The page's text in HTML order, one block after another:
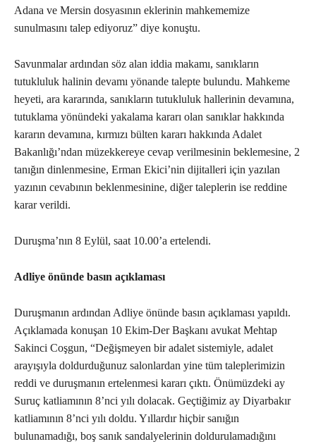
Adana ve Mersin dosyasının eklerinin mahkememize
sunulmasını talep ediyoruz” diye konuştu.
Savunmalar ardından söz alan iddia makamı, sanıkların
tutukluluk halinin devamı yönande talepte bulundu. Mahkeme
heyeti, ara kararında, sanıkların tutukluluk hallerinin devamına,
tutuklama yönündeki yakalama kararı olan sanıklar hakkında
kararın devamına, kırmızı bülten kararı hakkında Adalet
Bakanlığı’ndan müzekkereye cevap verilmesinin beklemesine, 2
tanığın dinlenmesine, Erman Ekici’nin dijitalleri için yazılan
yazının cevabının beklenmesinine, diğer taleplerin ise reddine
karar verildi.
Duruşma’nın 8 Eylül, saat 10.00’a ertelendi.
Adliye önünde basın açıklaması
Duruşmanın ardından Adliye önünde basın açıklaması yapıldı.
Açıklamada konuşan 10 Ekim-Der Başkanı avukat Mehtap
Sakinci Coşgun, “Değişmeyen bir adalet sistemiyle, adalet
arayışıyla doldurduğunuz salonlardan yine tüm taleplerimizin
reddi ve duruşmanın ertelenmesi kararı çıktı. Önümüzdeki ay
Suruç katliamının 8’nci yılı dolacak. Geçtiğimiz ay Diyarbakır
katliamının 8’nci yılı doldu. Yıllardır hiçbir sanığın
bulunamadığı, boş sanık sandalyelerinin doldurulamadığını